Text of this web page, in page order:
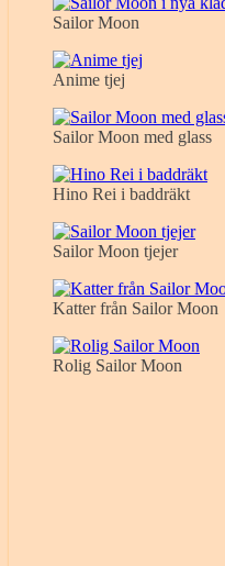
Sailor Moon
Anime tjej
Sailor Moon med glass
Hino Rei i baddräkt
Sailor Moon tjejer
Katter från Sailor Moon
Rolig Sailor Moon